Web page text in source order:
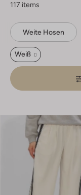
117 items
Weite Hosen
Weiß